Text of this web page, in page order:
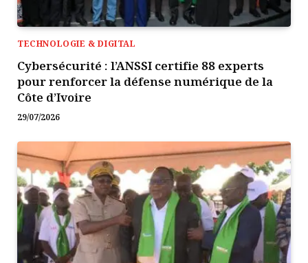
TECHNOLOGIE & DIGITAL
Cybersécurité : l’ANSSI certifie 88 experts
pour renforcer la défense numérique de la
Côte d’Ivoire
29/07/2026